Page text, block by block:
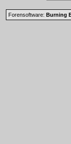
Forensoftware: Burning